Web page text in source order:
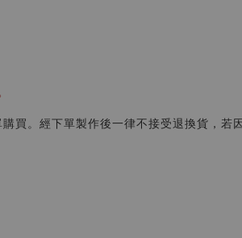
買。經下單製作後一律不接受退換貨，